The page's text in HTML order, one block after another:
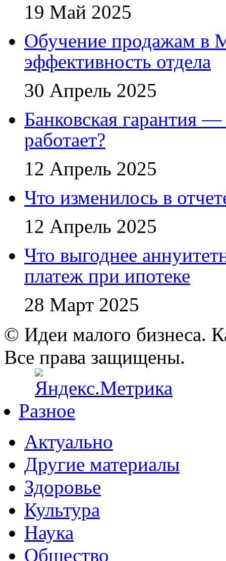
19 Май 2025
Обучение продажам в
эффективность отдела
30 Апрель 2025
Банковская гарантия
работает?
12 Апрель 2025
Что изменилось в
12 Апрель 2025
Что выгоднее
платеж при ипотеке
28 Март 2025
© Идеи малого бизнеса.
Все права защищены.
Разное
Актуально
Другие материалы
Здоровье
Культура
Наука
Общество